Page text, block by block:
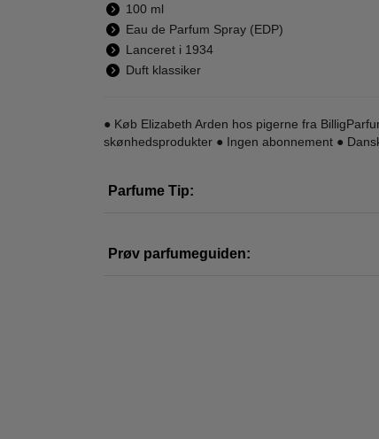
100 ml
Eau de Parfum Spray (EDP)
Lanceret i 1934
Duft klassiker
● Køb Elizabeth Arden hos pigerne fra
skønhedsprodukter ● Ingen abonnement ●
Parfume Tip:
Prøv parfumeguiden:
Elizabeth Arden -
White Tea Eau
Edt
480,00
235,00
5th Avenue NYC -
-66%